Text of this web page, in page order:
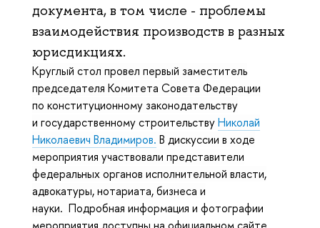
документа, в том числе - проблемы
взаимодействия производств в разных
юрисдикциях.
Круглый стол провел первый заместитель
председателя Комитета Совета Федерации
по конституционному законодательству
и государственному строительствуНиколай
Николаевич Владимиров. В дискуссии в ходе
мероприятия участвовали представители
федеральных органов исполнительной власти,
адвокатуры, нотариата, бизнеса и
науки. Подробная информация и фотографии